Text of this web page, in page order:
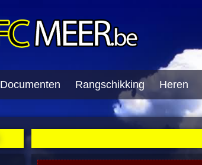
Documenten Rangschikking Heren